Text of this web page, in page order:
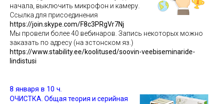
начала, выключить микрофон и камеру.
Ссылка для присоединения
https://join.skype.com/F8c3PRgVr7Nj
Мы провели более 40 вебинаров. Запись некоторых можно
заказать по адресу (на зстонском яз.)
https://www.stability.ee/koolitused/soovin-veebiseminaride-
lindistusi
8 января в 10 ч.
ОЧИСТКА. Общая теория и серийная